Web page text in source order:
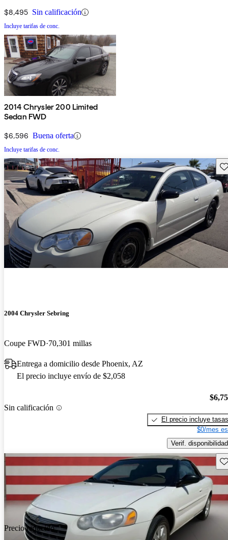
$8,495 Sin calificación
Incluye tarifas de conc.
2014 Chrysler 200 Limited
Sedan FWD
$6,596 Buena oferta
Incluye tarifas de conc.
¡Nuevo!
2004 Chrysler Sebring
Coupe FWD 70,301 millas
Entrega a domicilio desde Phoenix, AZ
El precio incluye envío de $2,058
Sin calificación
El precio incluye tasas
$0/mes
Verif. disponibilidad
Precio reducido